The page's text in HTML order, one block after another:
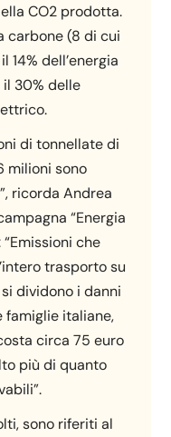
CO2 prodotta.
carbone (8 di cui
dell’energia
30% delle
di tonnellate di
milioni sono
ricorda Andrea
“Energia
che
trasporto su
dividono i danni
famiglie italiane,
circa 75 euro
più di quanto
sono riferiti al